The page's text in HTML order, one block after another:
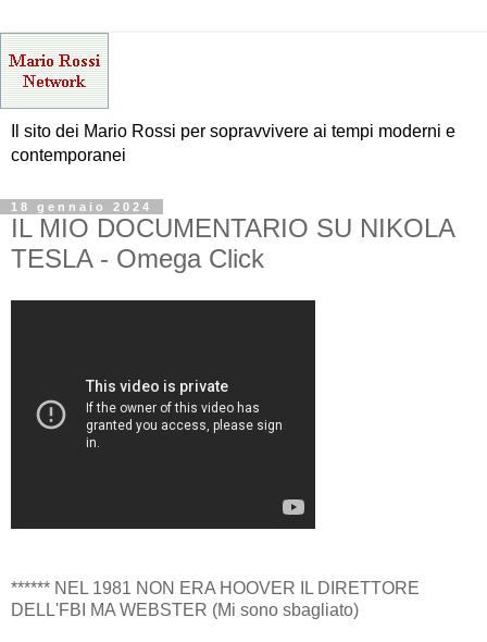
Il sito dei Mario Rossi per sopravvivere ai tempi moderni e
contemporanei
18 gennaio 2024
IL MIO DOCUMENTARIO SU NIKOLA
TESLA - Omega Click
****** NEL 1981 NON ERA HOOVER IL DIRETTORE
DELL'FBI MA WEBSTER (Mi sono sbagliato)